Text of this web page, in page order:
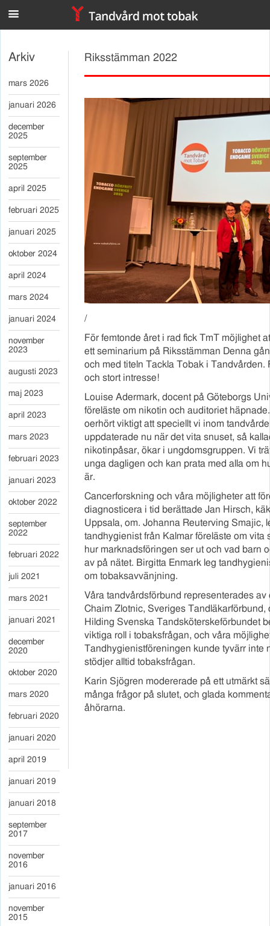
n
Arkiv
mars 2026
januari 2026
december
2025
september
2025
april 2025
februari 2025
januari 2025
oktober 2024
april 2024
mars 2024
januari 2024
november
2023
augusti 2023
maj 2023
april 2023
mars 2023
februari 2023
januari 2023
oktober 2022
september
2022
februari 2022
juli 2021
mars 2021
januari 2021
december
2020
oktober 2020
mars 2020
februari 2020
januari 2020
april 2019
januari 2019
januari 2018
september
2017
november
2016
januari 2016
november
2015
Riksstämman 2022
/
För femtonde året i rad fick TmT möjlighet
ett seminarium på Riksstämman Denna
och med titeln Tackla Tobak i Tandvården.
och stort intresse!
Louise Adermark, docent på Göteborgs
föreläste om nikotin och auditoriet
oerhört viktigt att speciellt vi inom
uppdaterade nu när det vita snuset, så
nikotinpåsar, ökar i ungdomsgruppen. Vi
unga dagligen och kan prata med alla om
är.
Cancerforskning och våra möjligheter att
diagnosticera i tid berättade Jan Hirsch,
Uppsala, om. Johanna Reuterving Smajic,
tandhygienist från Kalmar föreläste om vita
hur marknadsföringen ser ut och vad barn
av på nätet. Birgitta Enmark leg
om tobaksavvänjning.
Våra tandvårdsförbund representerades av
Chaim Zlotnic, Sveriges Tandläkarförbund,
Hilding Svenska Tandsköterskeförbundet
viktiga roll i tobaksfrågan, och våra
Tandhygienistföreningen kunde tyvärr inte
stödjer alltid tobaksfrågan.
Karin Sjögren modererade på ett utmärkt
många frågor på slutet, och glada
åhörarna.